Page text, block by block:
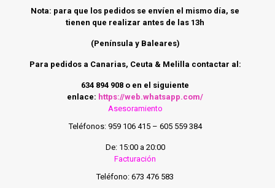
Nota: para que los pedidos se envíen el mismo día, se
tienen que realizar antes de las 13h
(Península y Baleares)
Para pedidos a Canarias, Ceuta & Melilla contactar al:
634 894 908 o en el siguiente
enlace: https://web.whatsapp.com/
Asesoramiento
Teléfonos: 959 106 415 – 605 559 384
De: 15:00 a 20:00
Facturación
Teléfono: 673 476 583